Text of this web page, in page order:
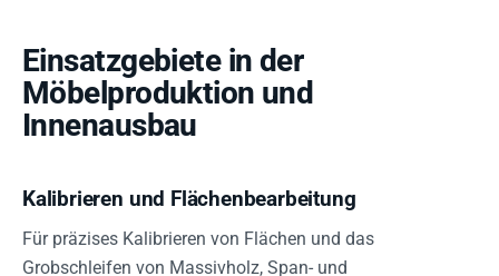
Einsatzgebiete in der
Möbelproduktion und
Innenausbau
Kalibrieren und Flächenbearbeitung
Für präzises Kalibrieren von Flächen und das
Grobschleifen von Massivholz, Span- und